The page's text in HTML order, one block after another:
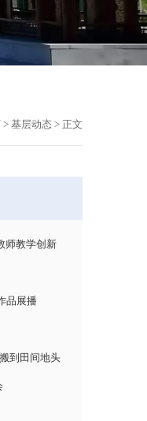
> 基层动态 > 正文
师教学创新
品展播
到田间地头